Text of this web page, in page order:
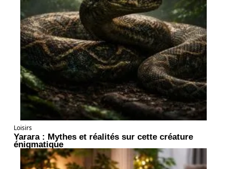
Loisirs
Yarara : Mythes et réalités sur cette créature
énigmatique